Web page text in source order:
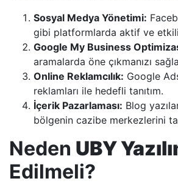
Sosyal Medya Yönetimi:
gibi platformlarda aktif ve
Google My Business
aramalarda öne çıkmanızı
Online Reklamcılık: Google
reklamları ile hedefli tanıtım.
İçerik Pazarlaması: Blog
bölgenin cazibe merkezlerini
Neden UBY
Edilmeli?